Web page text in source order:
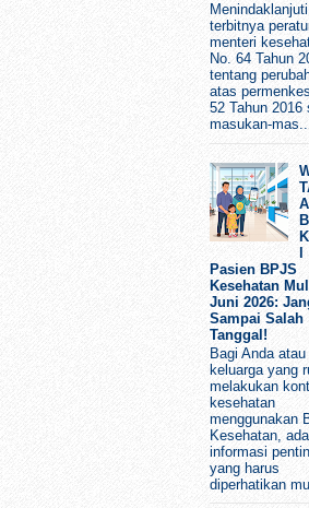
Menindaklanjuti
terbitnya
menteri
No. 64 Tahun
tentang
atas
52 Tahun 2016
masukan-
l
Pasien BPJS
Kesehatan
Juni 2026:
Sampai Salah
Tanggal!
Bagi Anda atau
keluarga yang
melakukan
kesehatan
menggunakan
Kesehatan, ada
informasi
yang harus
diperhatikan